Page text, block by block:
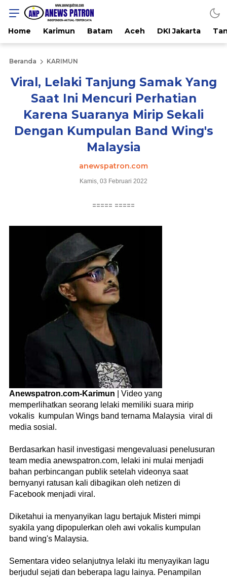
Home Karimun Batam Aceh DKI Jakarta
Beranda KARIMUN
Viral, Lelaki Tanjung Samak Yang
Saat Ini Mencuri Perhatian
Karena Suaranya Mirip Sekali
Dengan Kumpulan Band Wing's
Malaysia
anewspatron.com
Kamis, 03 Februari 2022
===== =====
Anewspatron.com-Karimun | Video yang
memperlihatkan seorang lelaki memiliki suara mirip
vokalis kumpulan Wings band ternama Malaysia viral di
media sosial.
Berdasarkan hasil investigasi mengevaluasi penelusuran
team media anewspatron.com, lelaki ini mulai menjadi
bahan perbincangan publik setelah videonya saat
bernyanyi ratusan kali dibagikan oleh netizen di
Facebook menjadi viral.
Diketahui ia menyanyikan lagu bertajuk Misteri mimpi
syakila yang dipopulerkan oleh awi vokalis kumpulan
band wing's Malaysia.
Sementara video selanjutnya lelaki itu menyayikan lagu
berjudul sejati dan beberapa lagu lainya. Penampilan